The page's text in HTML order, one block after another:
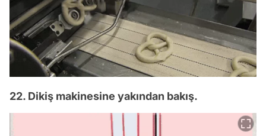
22. Dikiş makinesine yakından bakış.